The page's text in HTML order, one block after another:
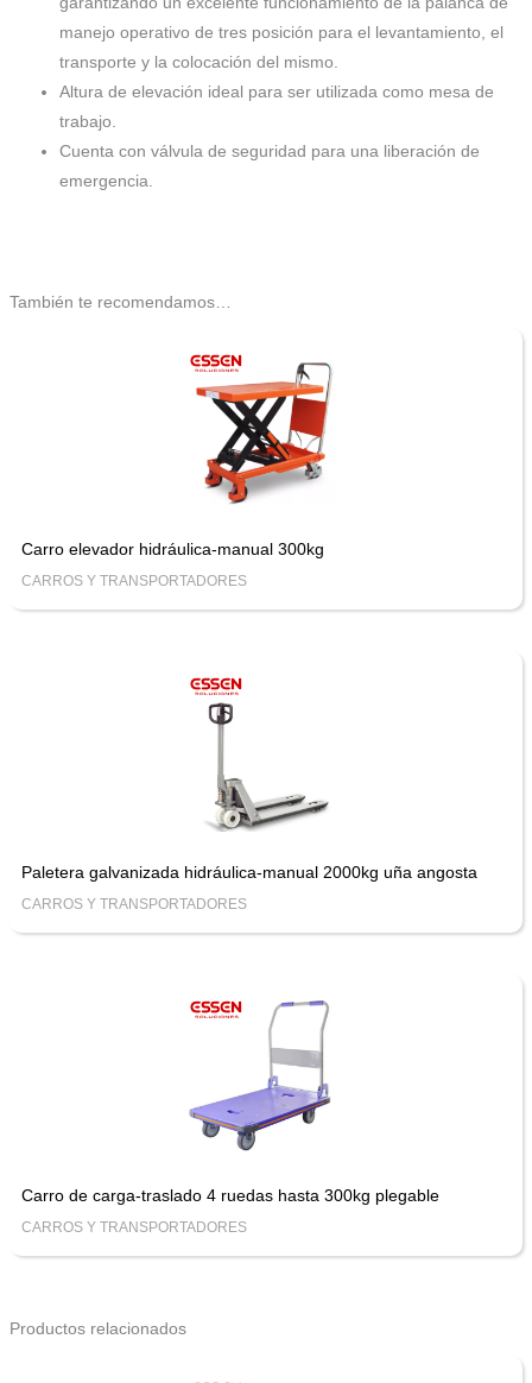
manejo operativo de tres posición para el levantamiento, el
transporte y la colocación del mismo.
Altura de elevación ideal para ser utilizada como mesa de
trabajo.
Cuenta con válvula de seguridad para una liberación de
emergencia.
También te recomendamos…
Carro elevador hidráulica-manual 300kg
CARROS Y TRANSPORTADORES
Paletera galvanizada hidráulica-manual 2000kg uña angosta
CARROS Y TRANSPORTADORES
Carro de carga-traslado 4 ruedas hasta 300kg plegable
CARROS Y TRANSPORTADORES
Productos relacionados